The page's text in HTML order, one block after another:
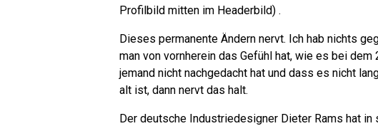
Profilbild mitten im Headerbild) .
Dieses permanente Ändern nervt. Ich hab nichts
man von vornherein das Gefühl hat, wie es bei
jemand nicht nachgedacht hat und dass es nicht
alt ist, dann nervt das halt.
Der deutsche Industriedesigner Dieter Rams hat